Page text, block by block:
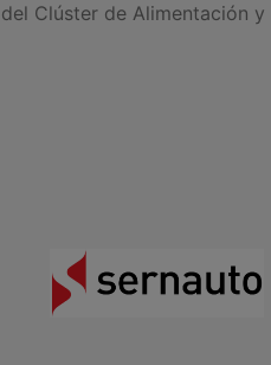
del Clúster de Alimentación